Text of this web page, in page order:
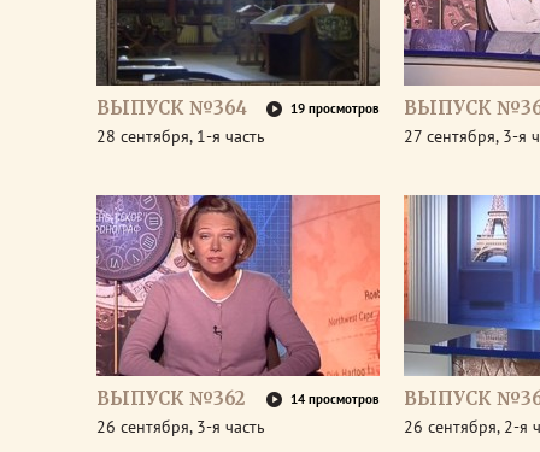
ВЫПУСК №364 19 просмотров
28 сентября, 1-я часть
ВЫПУСК
27 сентября, 3-я
ВЫПУСК №362 14 просмотров
26 сентября, 3-я часть
ВЫПУСК
26 сентября, 2-я